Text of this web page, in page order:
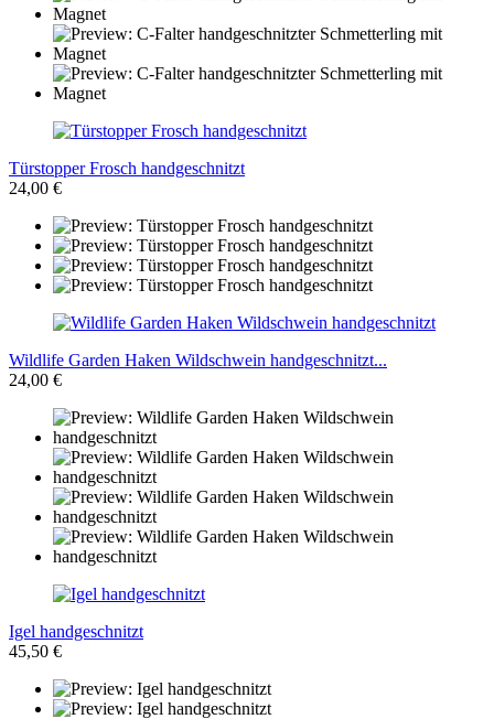
Türstopper Frosch handgeschnitzt
24,00 €
Wildlife Garden Haken Wildschwein handgeschnitzt...
24,00 €
Igel handgeschnitzt
45,50 €